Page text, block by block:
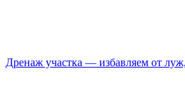
Дренаж участка — избавляем от